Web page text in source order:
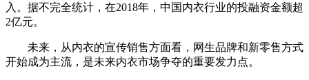
入。据不完全统计，在2018年，中国内衣行业的投融资金额超
2亿元。
未来，从内衣的宣传销售方面看，网生品牌和新零售方式
开始成为主流，是未来内衣市场争夺的重要发力点。